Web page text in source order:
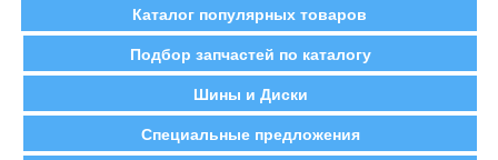
Каталог популярных товаров
Подбор запчастей по каталогу
Шины и Диски
Специальные предложения